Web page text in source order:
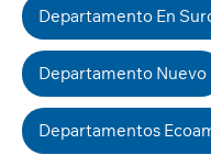
Departamento En
Departamento Nuevo
Departamentos